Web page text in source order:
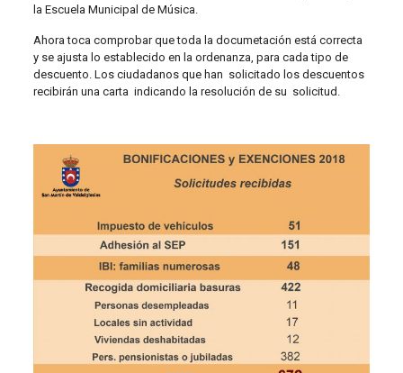
la Escuela Municipal de Música.
Ahora toca comprobar que toda la documetación está correcta
y se ajusta lo establecido en la ordenanza, para cada tipo de
descuento. Los ciudadanos que han solicitado los descuentos
recibirán una carta indicando la resolución de su solicitud.